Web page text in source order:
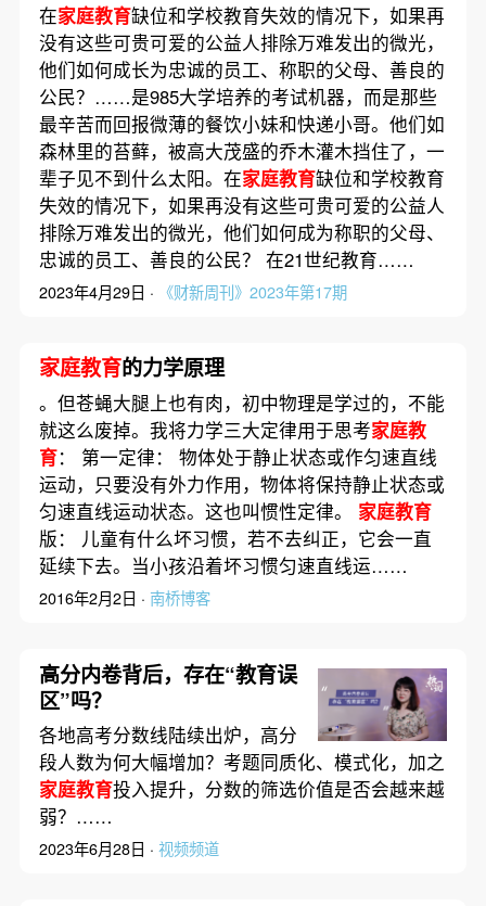
在家庭教育缺位和学校教育失效的情况下，如果再
没有这些可贵可爱的公益人排除万难发出的微光，
他们如何成长为忠诚的员工、称职的父母、善良的
公民？……是985大学培养的考试机器，而是那些
最辛苦而回报微薄的餐饮小妹和快递小哥。他们如
森林里的苔藓，被高大茂盛的乔木灌木挡住了，一
辈子见不到什么太阳。在家庭教育缺位和学校教育
失效的情况下，如果再没有这些可贵可爱的公益人
排除万难发出的微光，他们如何成为称职的父母、
忠诚的员工、善良的公民？ 在21世纪教育……
2023年4月29日 · 《财新周刊》2023年第17期
家庭教育的力学原理
。但苍蝇大腿上也有肉，初中物理是学过的，不能
就这么废掉。我将力学三大定律用于思考家庭教
育： 第一定律： 物体处于静止状态或作匀速直线
运动，只要没有外力作用，物体将保持静止状态或
匀速直线运动状态。这也叫惯性定律。 家庭教育
版： 儿童有什么坏习惯，若不去纠正，它会一直
延续下去。当小孩沿着坏习惯匀速直线运……
2016年2月2日 · 南桥博客
高分内卷背后，存在“教育误
区”吗？
各地高考分数线陆续出炉，高分
段人数为何大幅增加？考题同质化、模式化，加之
家庭教育投入提升，分数的筛选价值是否会越来越
弱？……
2023年6月28日 · 视频频道